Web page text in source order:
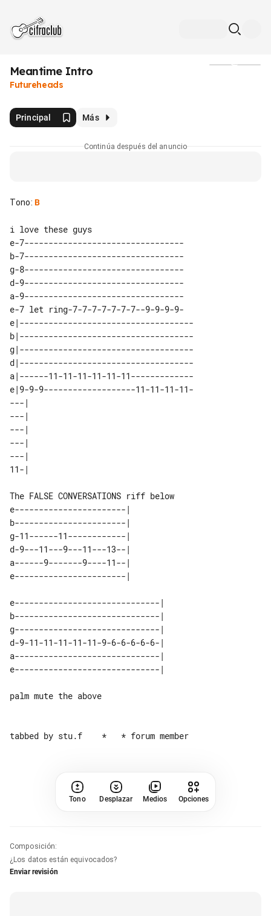
Meantime Intro
Futureheads
Principal Más
Continúa después del anuncio
Tono: B
e-7---------------------------------
b-7---------------------------------
g-8---------------------------------
d-9---------------------------------
a-9---------------------------------
e-7 let ring-7-7-7-7-7-7-7--9-9-9-9-
e|------------------------------------
b|------------------------------------
g|------------------------------------
d|------------------------------------
a|------11-11-11-11-11-11-------------
e|9-9-9-------------------11-11-11-11-
---|
---|
---|
---|
---|
The FALSE CONVERSATIONS riff below
e-----------------------|
b-----------------------|
g-11------11------------|
d-9---11---9---11---13--|
a------9-------9----11--|
e------------------------------|
b------------------------------|
g------------------------------|
d-9-11-11-11-11-11-9-6-6-6-6-6-|
a------------------------------|
palm mute the above
Tono Desplazar Medios Opciones
Composición:
¿Los datos están equivocados?
Enviar revisión